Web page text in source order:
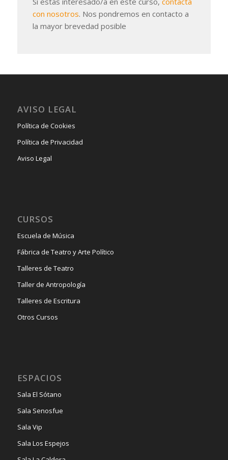
con nosotros. Nos pondremos en contacto a
la mayor brevedad posible
AVISO LEGAL
Política de Cookies
Política de Privacidad
Aviso Legal
CURSOS
Escuela de Música
Fábrica de Teatro y Arte Político
Talleres de Teatro
Taller de Antropología
Talleres de Escritura
Otros Cursos
ESPACIOS
Sala El Sótano
Sala Senosfue
Sala Vip
Sala Los Espejos